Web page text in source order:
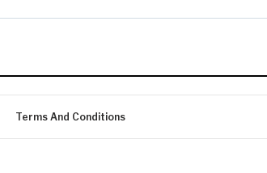
Terms And Conditions